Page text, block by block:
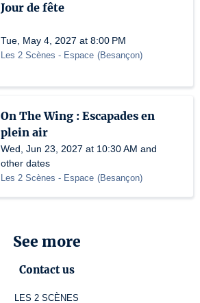
Jour de fête
Tue, May 4, 2027 at 8:00 PM
Les 2 Scènes - Espace (Besançon)
On The Wing : Escapades en
plein air
Wed, Jun 23, 2027 at 10:30 AM and
other dates
Les 2 Scènes - Espace (Besançon)
See more
Contact us
LES 2 SCÈNES